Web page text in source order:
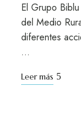
El Grupo
del Medio
diferentes
…
Leer más